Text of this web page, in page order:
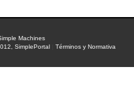
Machines
SimplePortal
|Términos y Normativa